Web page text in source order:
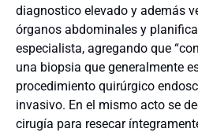
diagnostico elevado y además
órganos abdominales y
especialista, agregando que
una biopsia que generalmente
procedimiento quirúrgico
invasivo. En el mismo acto se
cirugía para resecar